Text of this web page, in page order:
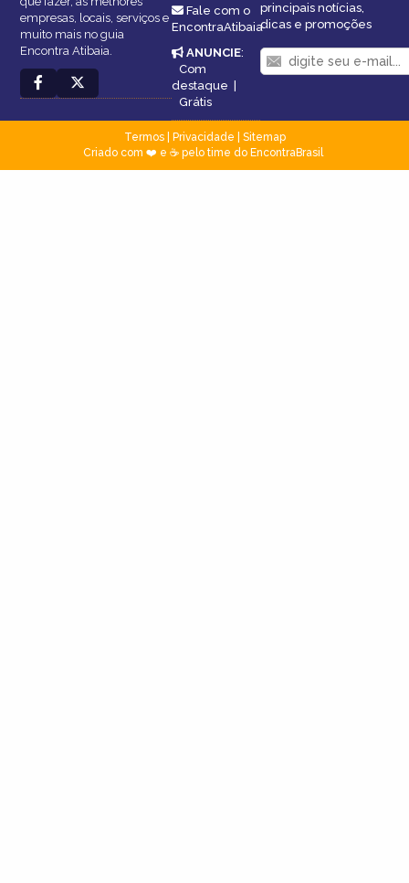
empresas, locais, serviços e
muito mais no guia
Encontra Atibaia.
Fale com o
EncontraAtibaia
ANUNCIE:
Com
destaque
Grátis
principais notícias,
dicas e promoções
Termos| Privacidade
Sitemap
Criado com ❤️ e ☕ pelo time do EncontraBrasil